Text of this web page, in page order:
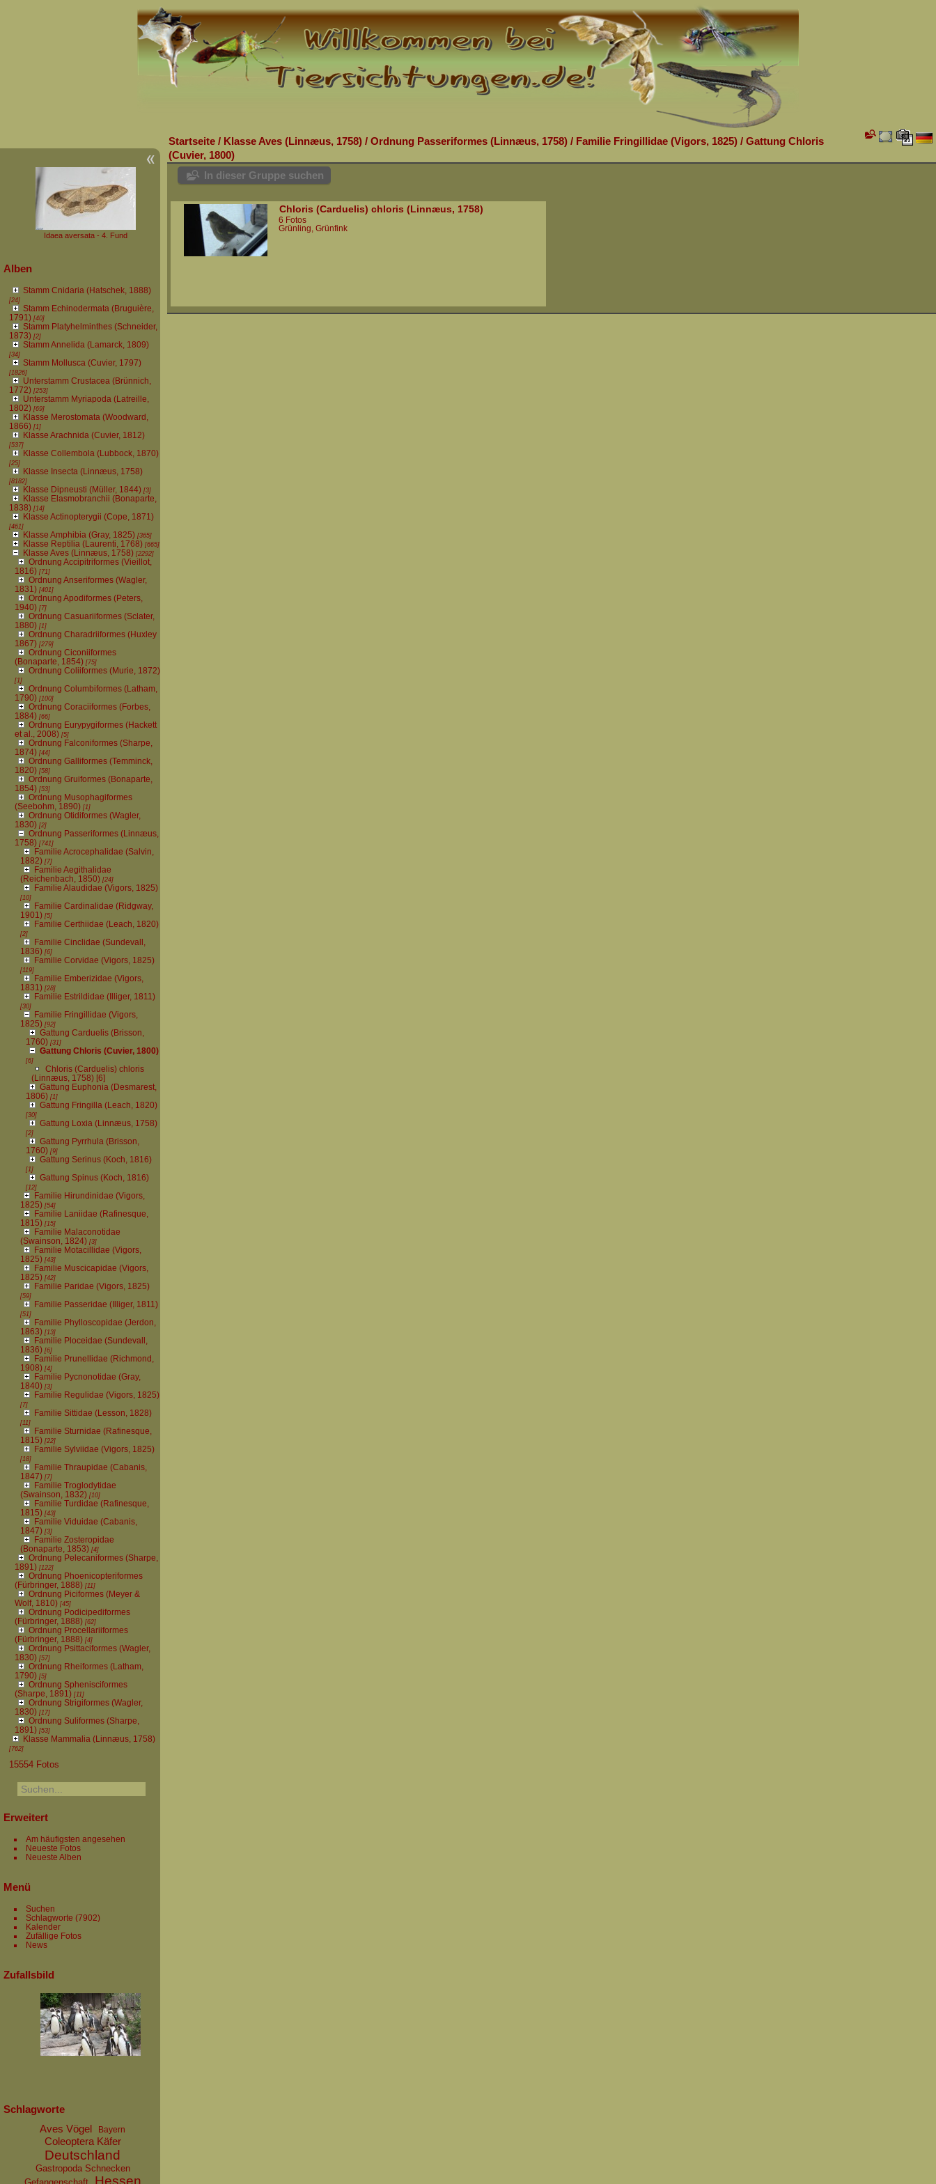
Idaea aversata - 4. Fund
Alben
Stamm Cnidaria (Hatschek, 1888)
[24]
Stamm Echinodermata (Bruguière,
1791)[40]
Stamm Platyhelminthes (Schneider,
1873)[2]
Stamm Annelida (Lamarck, 1809)
[34]
Stamm Mollusca (Cuvier, 1797)
[1826]
Unterstamm Crustacea (Brünnich,
1772)[253]
Unterstamm Myriapoda (Latreille,
1802)[69]
Klasse Merostomata (Woodward,
1866)[1]
Klasse Arachnida (Cuvier, 1812)
[537]
Klasse Collembola (Lubbock, 1870)
[25]
Klasse Insecta (Linnæus, 1758)
[8182]
Klasse Dipneusti (Müller, 1844)[3]
Klasse Elasmobranchii (Bonaparte,
1838)[14]
Klasse Actinopterygii (Cope, 1871)
[461]
Klasse Amphibia (Gray, 1825)[365]
Klasse Reptilia (Laurenti, 1768)[665]
Klasse Aves (Linnæus, 1758)[2292]
Ordnung Accipitriformes (Vieillot,
1816)[71]
Ordnung Anseriformes (Wagler,
1831)[401]
Ordnung Apodiformes (Peters,
1940)[7]
Ordnung Casuariiformes (Sclater,
1880)[1]
Ordnung Charadriiformes (Huxley
1867)[279]
Ordnung Ciconiiformes
(Bonaparte, 1854)[75]
Ordnung Coliiformes (Murie, 1872)
[1]
Ordnung Columbiformes (Latham,
1790)[100]
Ordnung Coraciiformes (Forbes,
1884)[66]
Ordnung Eurypygiformes (Hackett
et al., 2008)[5]
Ordnung Falconiformes (Sharpe,
1874)[44]
Ordnung Galliformes (Temminck,
1820)[58]
Ordnung Gruiformes (Bonaparte,
1854)[53]
Ordnung Musophagiformes
(Seebohm, 1890)[1]
Ordnung Otidiformes (Wagler,
1830)[2]
Ordnung Passeriformes (Linnæus,
1758)[741]
Familie Acrocephalidae (Salvin,
1882)[7]
Familie Aegithalidae
(Reichenbach, 1850)[24]
Familie Alaudidae (Vigors, 1825)
[10]
Familie Cardinalidae (Ridgway,
1901)[5]
Familie Certhiidae (Leach, 1820)
[2]
Familie Cinclidae (Sundevall,
1836)[6]
Familie Corvidae (Vigors, 1825)
[119]
Familie Emberizidae (Vigors,
1831)[28]
Familie Estrildidae (Illiger, 1811)
[30]
Familie Fringillidae (Vigors,
1825)[92]
Gattung Carduelis (Brisson,
1760)[31]
Gattung Chloris (Cuvier, 1800)
[6]
Chloris (Carduelis) chloris
(Linnæus, 1758)[6]
Gattung Euphonia (Desmarest,
1806)[1]
Gattung Fringilla (Leach, 1820)
[30]
Gattung Loxia (Linnæus, 1758)
[2]
Gattung Pyrrhula (Brisson,
1760)[9]
Gattung Serinus (Koch, 1816)
[1]
Gattung Spinus (Koch, 1816)
[12]
Familie Hirundinidae (Vigors,
1825)[54]
Familie Laniidae (Rafinesque,
1815)[15]
Familie Malaconotidae
(Swainson, 1824)[3]
Familie Motacillidae (Vigors,
1825)[43]
Familie Muscicapidae (Vigors,
1825)[42]
Familie Paridae (Vigors, 1825)
[59]
Familie Passeridae (Illiger, 1811)
[51]
Familie Phylloscopidae (Jerdon,
1863)[13]
Familie Ploceidae (Sundevall,
1836)[6]
Familie Prunellidae (Richmond,
1908)[4]
Familie Pycnonotidae (Gray,
1840)[3]
Familie Regulidae (Vigors, 1825)
[7]
Familie Sittidae (Lesson, 1828)
[11]
Familie Sturnidae (Rafinesque,
1815)[22]
Familie Sylviidae (Vigors, 1825)
[18]
Familie Thraupidae (Cabanis,
1847)[7]
Familie Troglodytidae
(Swainson, 1832)[10]
Familie Turdidae (Rafinesque,
1815)[43]
Familie Viduidae (Cabanis,
1847)[3]
Familie Zosteropidae
(Bonaparte, 1853)[4]
Ordnung Pelecaniformes (Sharpe,
1891)[122]
Ordnung Phoenicopteriformes
(Fürbringer, 1888)[11]
Ordnung Piciformes (Meyer &
Wolf, 1810)[45]
Ordnung Podicipediformes
(Fürbringer, 1888)[62]
Ordnung Procellariiformes
(Fürbringer, 1888)[4]
Ordnung Psittaciformes (Wagler,
1830)[57]
Ordnung Rheiformes (Latham,
1790) [5]
Ordnung Sphenisciformes
(Sharpe, 1891)[11]
Ordnung Strigiformes (Wagler,
1830)[17]
Ordnung Suliformes (Sharpe,
1891)[53]
Klasse Mammalia (Linnæus, 1758)
[762]
15554 Fotos
Erweitert
Am häufigsten angesehen
Neueste Fotos
Neueste Alben
Menü
Suchen
Schlagworte (7902)
Kalender
Zufällige Fotos
News
Zufallsbild
Schlagworte
Aves Vögel
Bayern
Coleoptera Käfer
Deutschland
Gastropoda Schnecken
Hessen
Startseite / Klasse Aves (Linnæus, 1758) / Ordnung Passeriformes (Linnæus, 1758) / Familie Fringillidae (Vigors, 1825) / Gattung Chloris
(Cuvier, 1800)
In dieser Gruppe suchen
Chloris (Carduelis) chloris (Linnæus, 1758)
6 Fotos
Grünling, Grünfink